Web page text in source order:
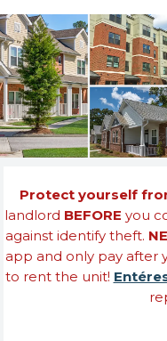
Protect yourself
landlord BEFORE you
against identify theft.
app and only pay after
to rent the unit!